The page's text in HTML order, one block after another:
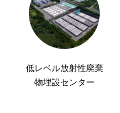
低レベル放射性廃棄
物埋設センター